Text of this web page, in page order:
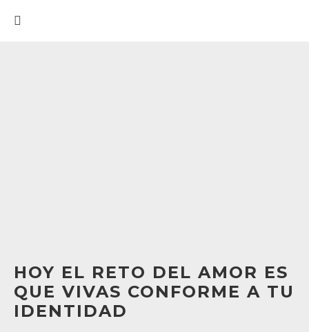
HOY EL RETO DEL AMOR ES
QUE VIVAS CONFORME A TU
IDENTIDAD